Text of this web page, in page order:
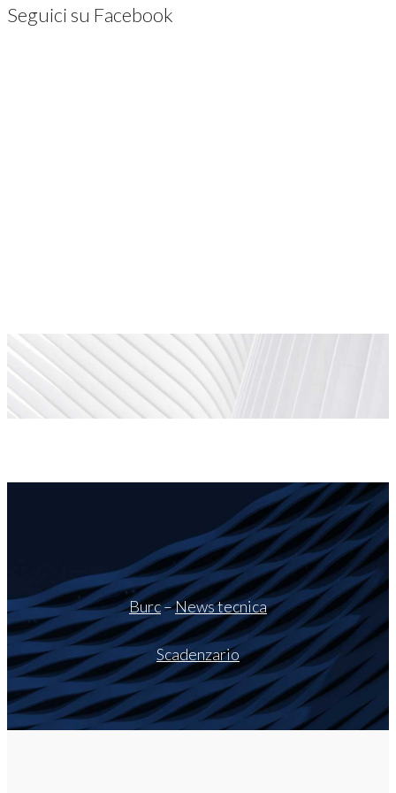
Seguici su Facebook
Burc–News tecnica
Scadenzario